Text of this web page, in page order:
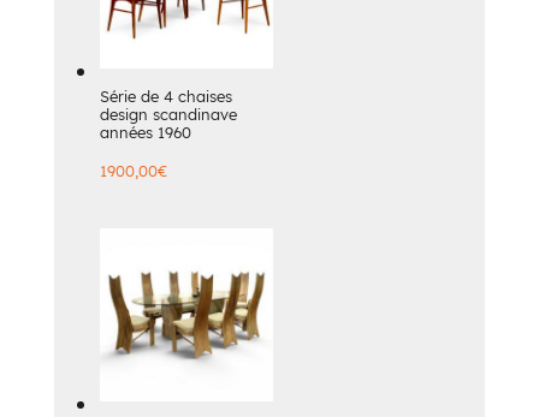
Série de 4 chaises
design scandinave
années 1960
1900,00€